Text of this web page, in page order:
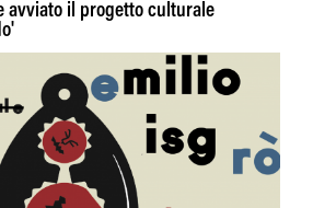
avviato il progetto culturale